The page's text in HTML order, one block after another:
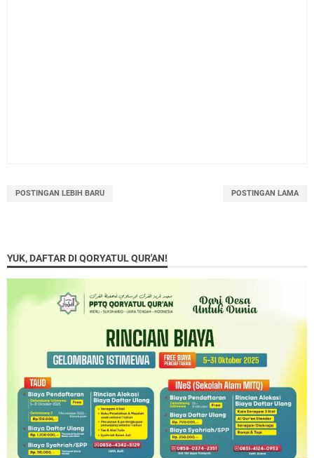
POSTINGAN LEBIH BARU POSTINGAN LAMA
YUK, DAFTAR DI QORYATUL QUR'AN!